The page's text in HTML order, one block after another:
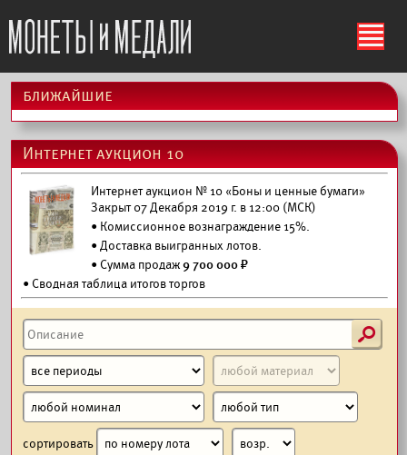
ś
ближайшие
Интернет аукцион 10
Интернет аукцион № 10 «Боны и ценные бумаги»
Закрыт 07 Декабря 2019 г. в 12:00 (МСК)
• Комиссионное вознаграждение 15%.
•Доставка выигранных лотов.
• Сумма продаж9 700 000 ₽
• Сводная таблица итогов торгов
s
сортировать